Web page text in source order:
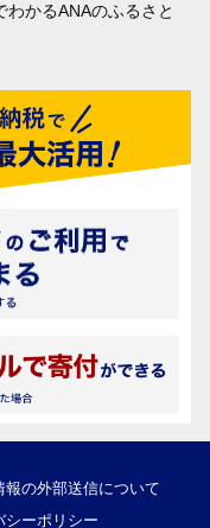
わかるANAのふるさと
報の外部送信について
シーポリシー